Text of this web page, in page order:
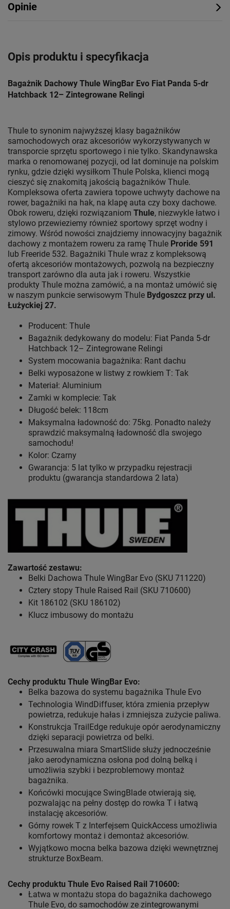
Opinie
Opis produktu i specyfikacja
Bagażnik Dachowy Thule WingBar Evo Fiat Panda 5-dr
Hatchback 12– Zintegrowane Relingi
Thule to synonim najwyższej klasy bagażników
samochodowych oraz akcesoriów wykorzystywanych w
transporcie sprzętu sportowego i nie tylko. Skandynawska
marka o renomowanej pozycji, od lat dominuje na polskim
rynku, gdzie dzięki wysiłkom Thule Polska, klienci mogą
cieszyć się znakomitą jakością bagażników Thule.
Kompleksowa oferta zawiera topowe uchwyty dachowe na
rower, bagażniki na hak, na klapę auta czy boxy dachowe.
Obok roweru, dzięki rozwiązaniom Thule, niezwykle łatwo i
stylowo przewieziemy również sportowy sprzęt wodny i
zimowy. Wśród nowości znajdziemy innowacyjny bagażnik
dachowy z montażem roweru za ramę Thule Proride 591
lub Freeride 532. Bagażniki Thule wraz z kompleksową
ofertą akcesoriów montażowych, pozwolą na bezpieczny
transport zarówno dla auta jak i roweru. Wszystkie
produkty Thule można zamówić, a na montaż umówić się
w naszym punkcie serwisowym Thule Bydgoszcz przy ul.
Łużyckiej 27.
Producent: Thule
Bagażnik dedykowany do modelu: Fiat Panda 5-dr
Hatchback 12– Zintegrowane Relingi
System mocowania bagażnika: Rant dachu
Belki wyposażone w listwy z rowkiem T: Tak
Materiał: Aluminium
Zamki w komplecie: Tak
Długość belek: 118cm
Maksymalna ładowność do: 75kg. Ponadto należy
sprawdzić maksymalną ładowność dla swojego
samochodu!
Kolor: Czarny
Gwarancja: 5 lat tylko w przypadku rejestracji
produktu (gwarancja standardowa 2 lata)
Zawartość zestawu:
Belki Dachowa Thule WingBar Evo (SKU 711220)
Cztery stopy Thule Raised Rail (SKU 710600)
Kit 186102 (SKU 186102)
Klucz imbusowy do montażu
Cechy produktu Thule WingBar Evo:
Belka bazowa do systemu bagażnika Thule Evo
Technologia WindDiffuser, która zmienia przepływ
powietrza, redukuje hałas i zmniejsza zużycie paliwa.
Konstrukcja TrailEdge redukuje opór aerodynamiczny
dzięki separacji powietrza od belki.
Przesuwalna miara SmartSlide służy jednocześnie
jako aerodynamiczna osłona pod dolną belką i
umożliwia szybki i bezproblemowy montaż
bagażnika.
Końcówki mocujące SwingBlade otwierają się,
pozwalając na pełny dostęp do rowka T i łatwą
instalację akcesoriów.
Górny rowek T z Interfejsem QuickAccess umożliwia
komfortowy montaż i demontaż akcesoriów.
Wyjątkowo mocna belka bazowa dzięki wewnętrznej
strukturze BoxBeam.
Cechy produktu Thule Evo Raised Rail 710600:
Łatwa w montażu stopa do bagażnika dachowego
Thule Evo, do samochodów ze zintegrowanymi